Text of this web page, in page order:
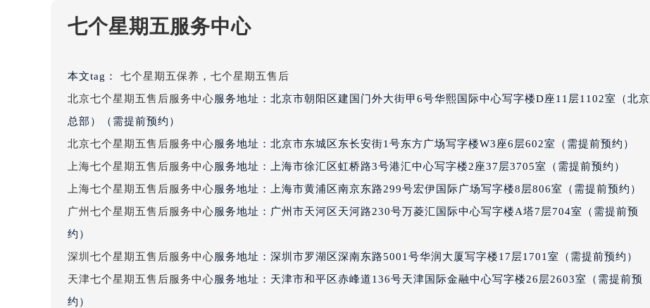
黑龙江省双鸭山市尖山区新兴大街七个星期五售后服务中心（需提前预约）
吉林省白城市洮北区明仁南街七个星期五售后服务中心（需提前预约）
吉林省白山市浑江区浑江大街七个星期五售后服务中心（需提前预约）
吉林省吉林市船营区河南街七个星期五售后服务中心（需提前预约）
吉林省辽源市龙山区人民大街七个星期五售后服务中心（需提前预约）
吉林省梅河口市新华街道梅河大街七个星期五售后服务中心（需提前预约）
吉林省松原市宁江区五环大街七个星期五售后服务中心（需提前预约）
吉林省通化市东昌区环通乡江南大街七个星期五售后服务中心（需提前预约）
辽宁省鞍山市铁东区站前街七个星期五售后服务中心（需提前预约）
辽宁省本溪市平山区胜利路七个星期五售后服务中心（需提前预约）
七个星期五服务中心
本文tag： 七个星期五保养 ， 七个星期五售后
北京七个星期五售后服务中心服务地址：北京市朝阳区建国门外大街甲6号华熙国际中心写字楼D座11层1102室（北京
总部）（需提前预约）
北京七个星期五售后服务中心服务地址：北京市东城区东长安街1号东方广场写字楼W3座6层602室（需提前预约）
上海七个星期五售后服务中心服务地址：上海市徐汇区虹桥路3号港汇中心写字楼2座37层3705室（需提前预约）
上海七个星期五售后服务中心服务地址：上海市黄浦区南京东路299号宏伊国际广场写字楼8层806室（需提前预约）
广州七个星期五售后服务中心服务地址：广州市天河区天河路230号万菱汇国际中心写字楼A塔7层704室（需提前预
约）
深圳七个星期五售后服务中心服务地址：深圳市罗湖区深南东路5001号华润大厦写字楼17层1701室（需提前预约）
天津七个星期五售后服务中心服务地址：天津市和平区赤峰道136号天津国际金融中心写字楼26层2603室（需提前预
约）